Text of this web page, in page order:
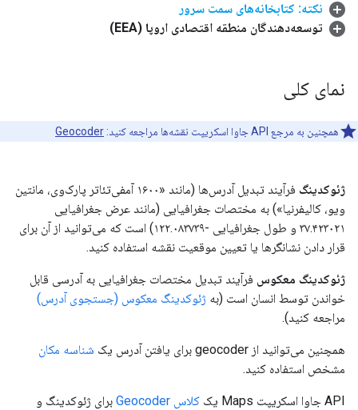
نکته: کتابخانه‌های سمت سرور
توسعه‌دهندگان منطقه اقتصادی اروپا (EEA)
نمای کلی
همچنین به مرجع API جاوا اسکریپت نقشه‌ها مراجعه کنید: Geocoder
ژئوکدینگ
فرآیند تبدیل آدرس‌ها (مانند «۱۶۰۰ آمفی‌تئاتر پارک‌وی، مانتین
ویو، کالیفرنیا») به مختصات جغرافیایی (مانند عرض جغرافیایی
۳۷.۴۲۳۰۲۱ و طول جغرافیایی -۱۲۲.۰۸۳۷۳۹) است که می‌توانید از آن برای
قرار دادن نشانگرها یا تعیین موقعیت نقشه استفاده کنید.
ژئوکدینگ معکوس فرآیند تبدیل مختصات جغرافیایی به آدرسی قابل
خواندن توسط انسان است (به ژئوکدینگ معکوس (جستجوی آدرس)
مراجعه کنید).
همچنین می‌توانید از geocoder برای یافتن آدرس یک
شناسه مکان
مشخص استفاده کنید.
API جاوا اسکریپت Maps یک کلاس Geocoder
برای ژئوکدینگ و